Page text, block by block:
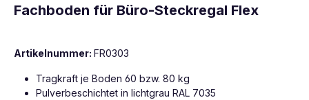
Fachboden für Büro-Steckregal Flex
Artikelnummer: FR0303
Tragkraft je Boden 60 bzw. 80 kg
Pulverbeschichtet in lichtgrau RAL 7035